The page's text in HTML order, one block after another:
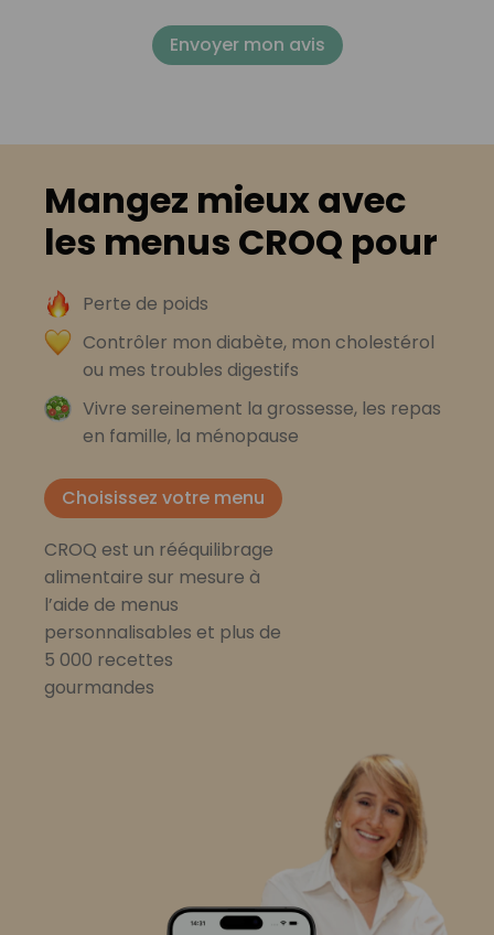
Envoyer mon avis
Mangez mieux avec
les menus CROQ pour
Perte de poids
Contrôler mon diabète, mon cholestérol
ou mes troubles digestifs
Vivre sereinement la grossesse, les repas
en famille, la ménopause
Choisissez votre menu
CROQ est un rééquilibrage
alimentaire sur mesure à
l’aide de menus
personnalisables et plus de
5 000 recettes
gourmandes